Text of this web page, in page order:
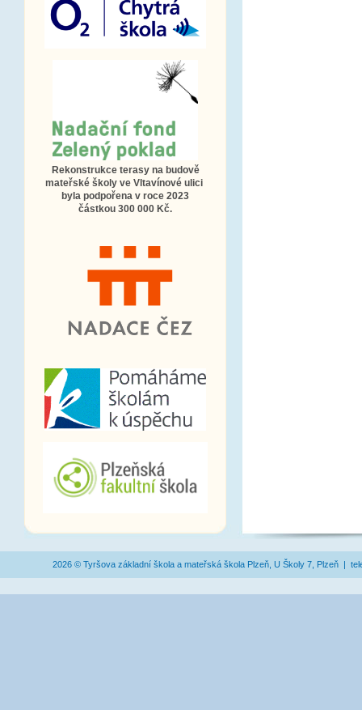
Rekonstrukce terasy na budově
mateřské školy ve Vltavínové ulici
byla podpořena v roce 2023
částkou 300 000 Kč.
2026 © Tyršova základní škola a mateřská škola Plzeň, U Školy 7, Plzeň |